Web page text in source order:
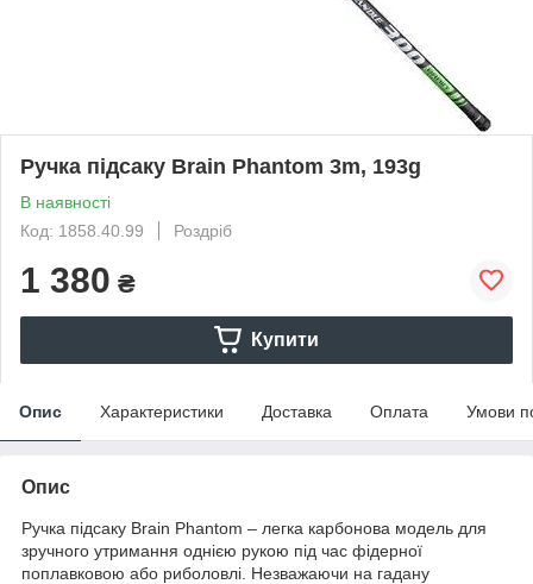
Ручка підсаку Brain Phantom 3m, 193g
В наявності
Код: 1858.40.99
Роздріб
1 380 ₴
Купити
Опис Характеристики Доставка Оплата Умови
Опис
Ручка підсаку Brain Phantom – легка карбонова модель для
зручного утримання однією рукою під час фідерної
поплавковою або риболовлі. Незважаючи на гадану